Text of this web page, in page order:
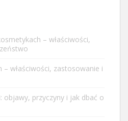
– właściwości,
właściwości, zastosowanie i
objawy, przyczyny i jak dbać o